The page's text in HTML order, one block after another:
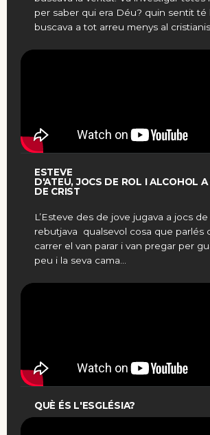
per saber qui era Déu? quin sentit té
buscava a tot arreu menys al
ESTEVE
D'ATEU, JOCS DE ROL I ALCOHOL
DE CRIST
L’Esteve des de jove jugava a jocs
rebutjava qualsevol cosa que parlés
carrer el van parar i van pregar per
peu i la seva cama…
QUÈ ÉS L'ESGLÉSIA?